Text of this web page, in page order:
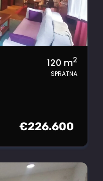
120 m2
SPRATNA
€226.600